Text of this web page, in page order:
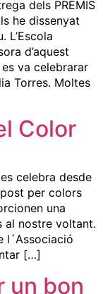
dels PREMIS
he dissenyat
L’Escola
d’aquest
va celebrarar
Torres. Moltes
Color
celebra desde
per colors
una
al nostre voltant.
l´Associació
[…]
un bon